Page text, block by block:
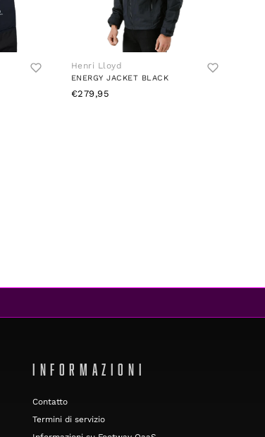
Henri Lloyd
ENERGY JACKET BLACK
€279,95
INFORMAZIONI
Contatto
Termini di servizio